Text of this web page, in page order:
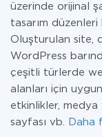
üzerinde orijinal
tasarım düzenleri
Oluşturulan site,
WordPress
çeşitli türlerde
alanları için
etkinlikler, medya
sayfası vb.
Daha